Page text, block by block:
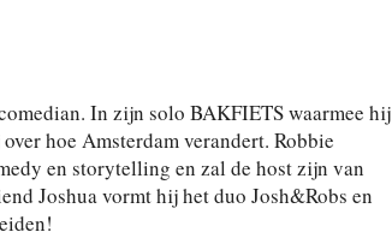
In zijn solo BAKFIETS waarmee hij
hoe Amsterdam verandert. Robbie
en storytelling en zal de host zijn van
Joshua vormt hij het duo Josh&Robs en